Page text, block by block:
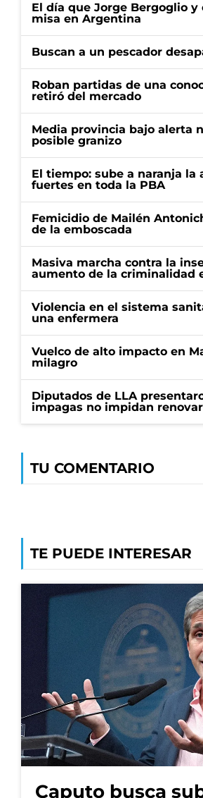
El día que Jorge Bergoglio
misa en Argentina
Buscan a un pescador
Roban partidas de una
retiró del mercado
Media provincia bajo alerta
posible granizo
El tiempo: sube a naranja
fuertes en toda la PBA
Femicidio de Mailén
de la emboscada
Masiva marcha contra la
aumento de la criminalidad
Violencia en el sistema
una enfermera
Vuelco de alto impacto en
milagro
Diputados de LLA
impagas no impidan
TU COMENTARIO
TE PUEDE INTERESAR
Caputo busca